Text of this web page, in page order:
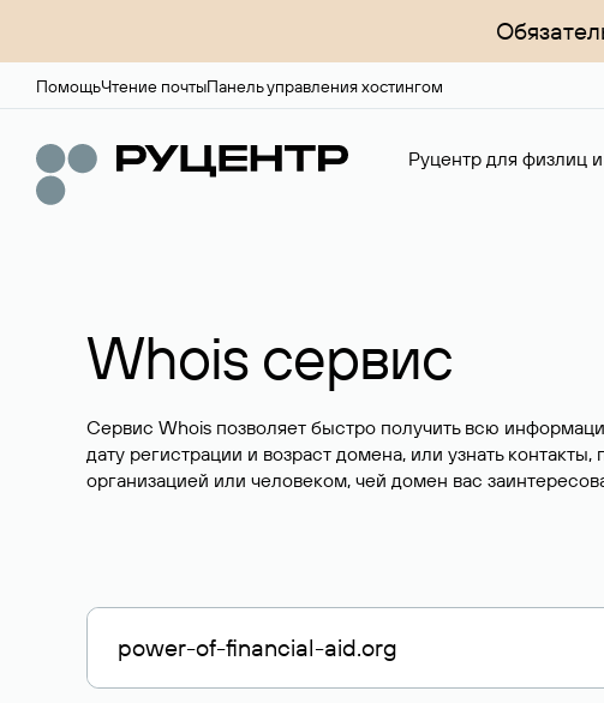
ПомощьЧтение почтыПанель управления хостингом
Руцентр для физлиц
Whois сервис
Сервис Whois позволяет быстро получить всю
дату регистрации и возраст домена, или узнать
организацией или человеком, чей домен вас